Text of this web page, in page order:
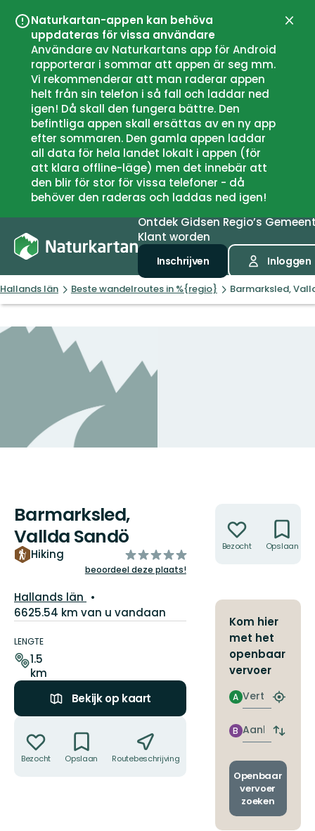
Naturkartan-appen kan behöva
uppdateras för vissa användare
Användare av Naturkartans app för Android
rapporterar i sommar att appen är seg mm.
Vi rekommenderar att man raderar appen
helt från sin telefon i så fall och laddar ned
igen! Då skall den fungera bättre. Den
befintliga appen skall ersättas av en ny app
efter sommaren. Den gamla appen laddar
all data för hela landet lokalt i appen (för
att klara offline-läge) men det innebär att
den blir för stor för vissa telefoner - då
behöver den raderas och laddas ned igen!
OntdekGidsenRegio’s
Klant worden
Inschrijven Inloggen
Hallands län Beste wandelroutes in %{regio} Barmarksled,
Barmarksled,
Vallda Sandö
Hiking
van
5
beoordeel deze plaats!
Regio:
Hallands län
6625.54 km van u vandaan
details
LENGTE
1.5
km
Bekijk op kaart
Bezocht Opslaan Routebeschrijving
Bezocht Opslaan
Kom hier
met het
openbaar
vervoer
Vertrek
A
Zoek
halte
Aankomst
B
Wissel
en
Openbaar
vervoer
zoeken